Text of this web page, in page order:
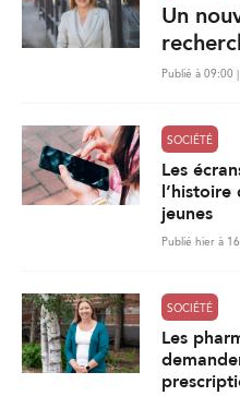
Un
Publié à 09:00
SOCIÉTÉ
Les
jeunes
Publié hier à
SOCIÉTÉ
Les